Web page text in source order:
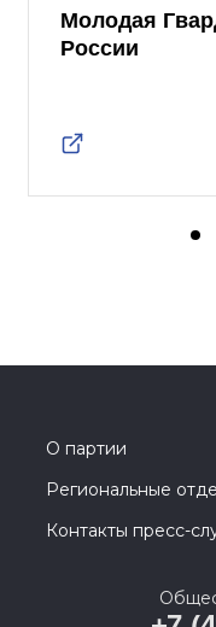
Молодая
России
О партии
Региональные
Контакты пресс-